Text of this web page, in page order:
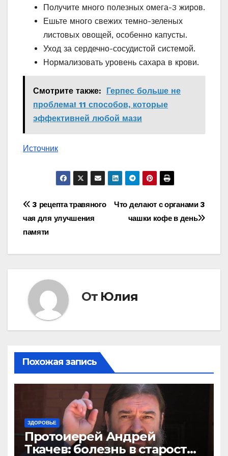
Получите много полезных омега-3 жиров.
Ешьте много свежих темно-зеленых
листовых овощей, особенно капусты.
Уход за сердечно-сосудистой системой.
Нормализовать уровень сахара в крови.
Смотрите также:
Герпес больше не
проблема! 11 спοсοбов, которые
эффективней любой мази
Источник
Навигация
по
записям
Что делают с органами 3
чашки кофе в день
3 рецепта травяного
чая для улучшения
памяти
От Юлия
Похожая запись
ЗДОРОВЬЕ
Протоиерей Андрей
Ткачев: болезнь в старости